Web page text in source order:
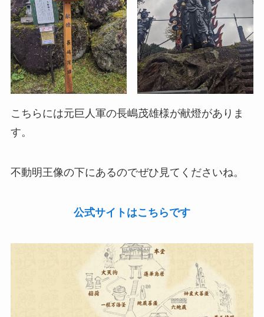
こちらには元巨人軍の長嶋茂雄様が献燈がありま
す。
不動明王像の下にあるのでぜひ見てくださいね。
公式サイトはこちらです